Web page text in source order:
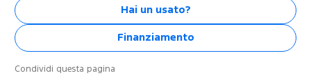
Hai un usato?
Finanziamento
Condividi questa pagina